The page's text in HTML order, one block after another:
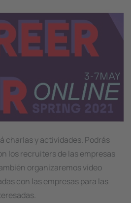
charlas y actividades. Podrás
losrecruitersde las empresas
organizaremos vídeo
con las empresas para las